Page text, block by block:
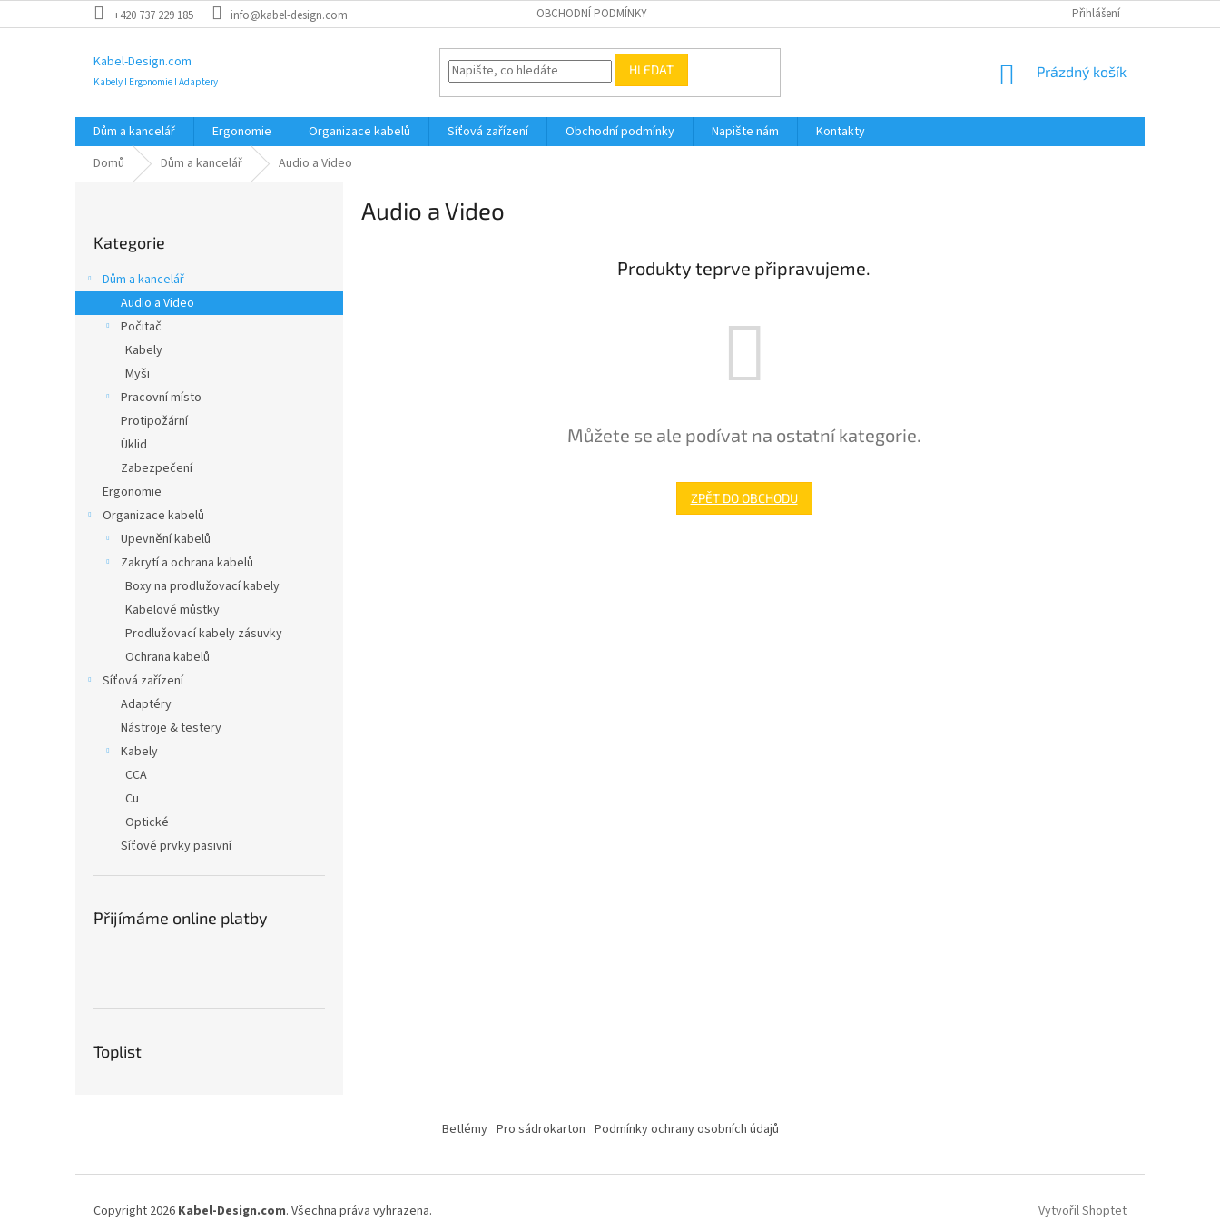
na
+420 737 229 185 info@kabel-design.com OBCHODNÍ PODMÍNKY Přihlášení
Kabel-Design.com
Kabely I Ergonomie I Adaptery
HLEDAT
NÁKUPNÍ
Prázdný košík
Dům a kancelář Ergonomie Organizace kabelů Síťová zařízení Obchodní podmínky Napište nám
Kontakty
Domů
Dům a kancelář Audio a Video
a
n
kategorie
Kategorie
Dům a kancelář
Audio a Video
Počitač
Kabely
Myši
Pracovní místo
Protipožární
Úklid
Zabezpečení
Ergonomie
Organizace kabelů
Upevnění kabelů
Zakrytí a ochrana kabelů
Boxy na prodlužovací kabely
Kabelové můstky
Prodlužovací kabely zásuvky
Ochrana kabelů
Síťová zařízení
Adaptéry
Nástroje & testery
Kabely
CCA
Cu
Optické
Síťové prvky pasivní
Přijímáme online platby
Toplist
Audio a Video
Produkty teprve připravujeme.
Můžete se ale podívat na ostatní kategorie.
ZPĚT DO OBCHODU
Betlémy Pro sádrokarton Podmínky ochrany osobních údajů
Vytvořil Shoptet
Copyright 2026 Kabel-Design.com. Všechna práva vyhrazena.